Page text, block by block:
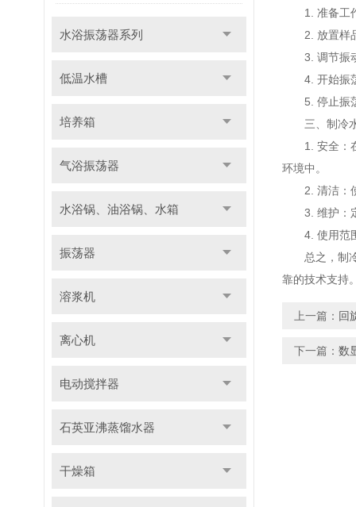
水浴振荡器系列
低温水槽
培养箱
气浴振荡器
水浴锅、油浴锅、水箱
振荡器
溶浆机
离心机
电动搅拌器
石英亚沸蒸馏水器
干燥箱
1. 准备工作
2. 放置样品
3. 调节振动
4. 开始振荡
5. 停止振荡
三、制冷水
1. 安全：在
环境中。
2. 清洁：使
3. 维护：定
4. 使用范围
总之，制冷
靠的技术支持
上一篇： 回
下一篇： 数